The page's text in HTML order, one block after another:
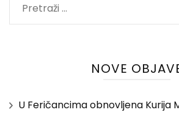
Pretraži:
NOVE
U Feričancima obnovljena Kurija